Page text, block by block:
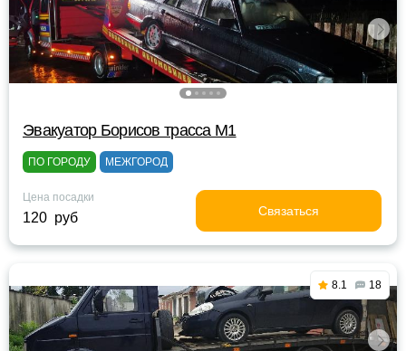
Эвакуатор Борисов трасса М1
ПО ГОРОДУ МЕЖГОРОД
Цена посадки
120 руб Связаться
8.1 18